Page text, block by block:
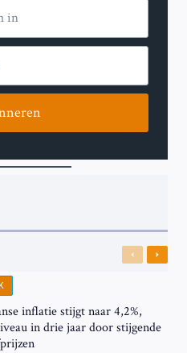
Previous
Next
inflatie stijgt naar 4,2%,
in drie jaar door stijgende